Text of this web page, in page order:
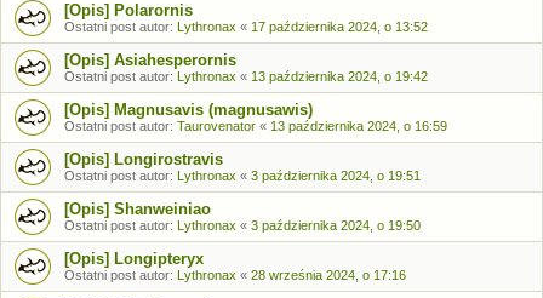
[Opis] Polarornis
Ostatni post autor: Lythronax « 17 października 2024, o 13:52
[Opis] Asiahesperornis
Ostatni post autor: Lythronax « 13 października 2024, o 19:42
[Opis] Magnusavis (magnusawis)
Ostatni post autor: Taurovenator « 13 października 2024, o 16:59
[Opis] Longirostravis
Ostatni post autor: Lythronax « 3 października 2024, o 19:51
[Opis] Shanweiniao
Ostatni post autor: Lythronax « 3 października 2024, o 19:50
[Opis] Longipteryx
Ostatni post autor: Lythronax « 28 września 2024, o 17:16